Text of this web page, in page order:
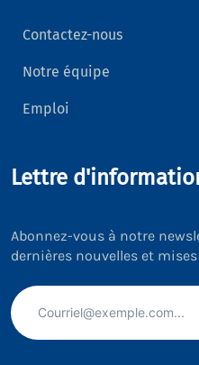
Contactez-nous
Notre équipe
Emploi
Lettre
Abonnez-vous à notre
dernières nouvelles et